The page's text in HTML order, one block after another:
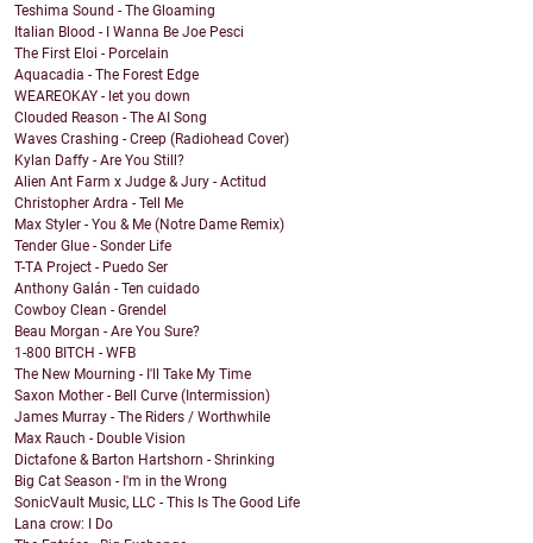
Teshima Sound - The Gloaming
Italian Blood - I Wanna Be Joe Pesci
The First Eloi - Porcelain
Aquacadia - The Forest Edge
WEAREOKAY - let you down
Clouded Reason - The AI Song
Waves Crashing - Creep (Radiohead Cover)
Kylan Daffy - Are You Still?
Alien Ant Farm x Judge & Jury - Actitud
Christopher Ardra - Tell Me
Max Styler - You & Me (Notre Dame Remix)
Tender Glue - Sonder Life
T-TA Project - Puedo Ser
Anthony Galán - Ten cuidado
Cowboy Clean - Grendel
Beau Morgan - Are You Sure?
1-800 BITCH - WFB
The New Mourning - I'll Take My Time
Saxon Mother - Bell Curve (Intermission)
James Murray - The Riders / Worthwhile
Max Rauch - Double Vision
Dictafone & Barton Hartshorn - Shrinking
Big Cat Season - I'm in the Wrong
SonicVault Music, LLC - This Is The Good Life
Lana crow: I Do